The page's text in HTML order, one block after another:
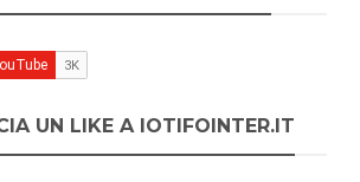
UN LIKE A IOTIFOINTER.IT